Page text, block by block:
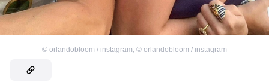
© orlandobloom / instagram, © orlandobloom / instagram